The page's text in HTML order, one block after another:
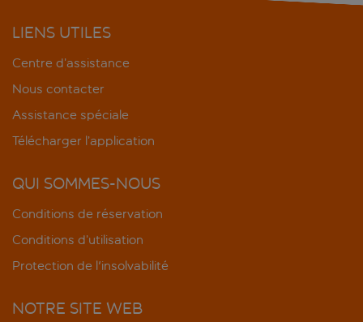
LIENS UTILES
Centre d’assistance
Nous contacter
Assistance spéciale
Télécharger l’application
QUI SOMMES-NOUS
Conditions de réservation
Conditions d’utilisation
Protection de l'insolvabilité
NOTRE SITE WEB